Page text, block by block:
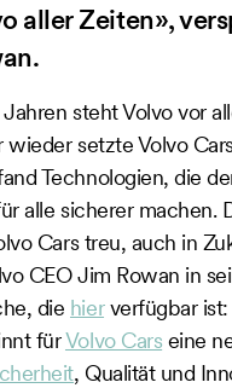
aller Zeiten»,
steht Volvo vor
setzte Volvo
Technologien, die
alle sicherer machen.
Cars treu, auch in
CEO Jim Rowan in
die hierverfügbar
fürVolvo Carseine
, Qualität und